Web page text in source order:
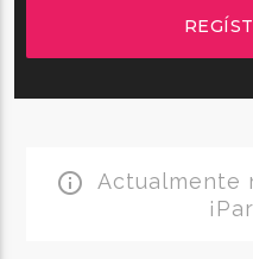
info_outline Actualmente